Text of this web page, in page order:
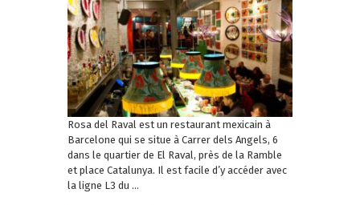
Rosa del Raval est un restaurant mexicain à
Barcelone qui se situe à Carrer dels Angels, 6
dans le quartier de El Raval, près de la Ramble
et place Catalunya. Il est facile d’y accéder avec
la ligne L3 du ...